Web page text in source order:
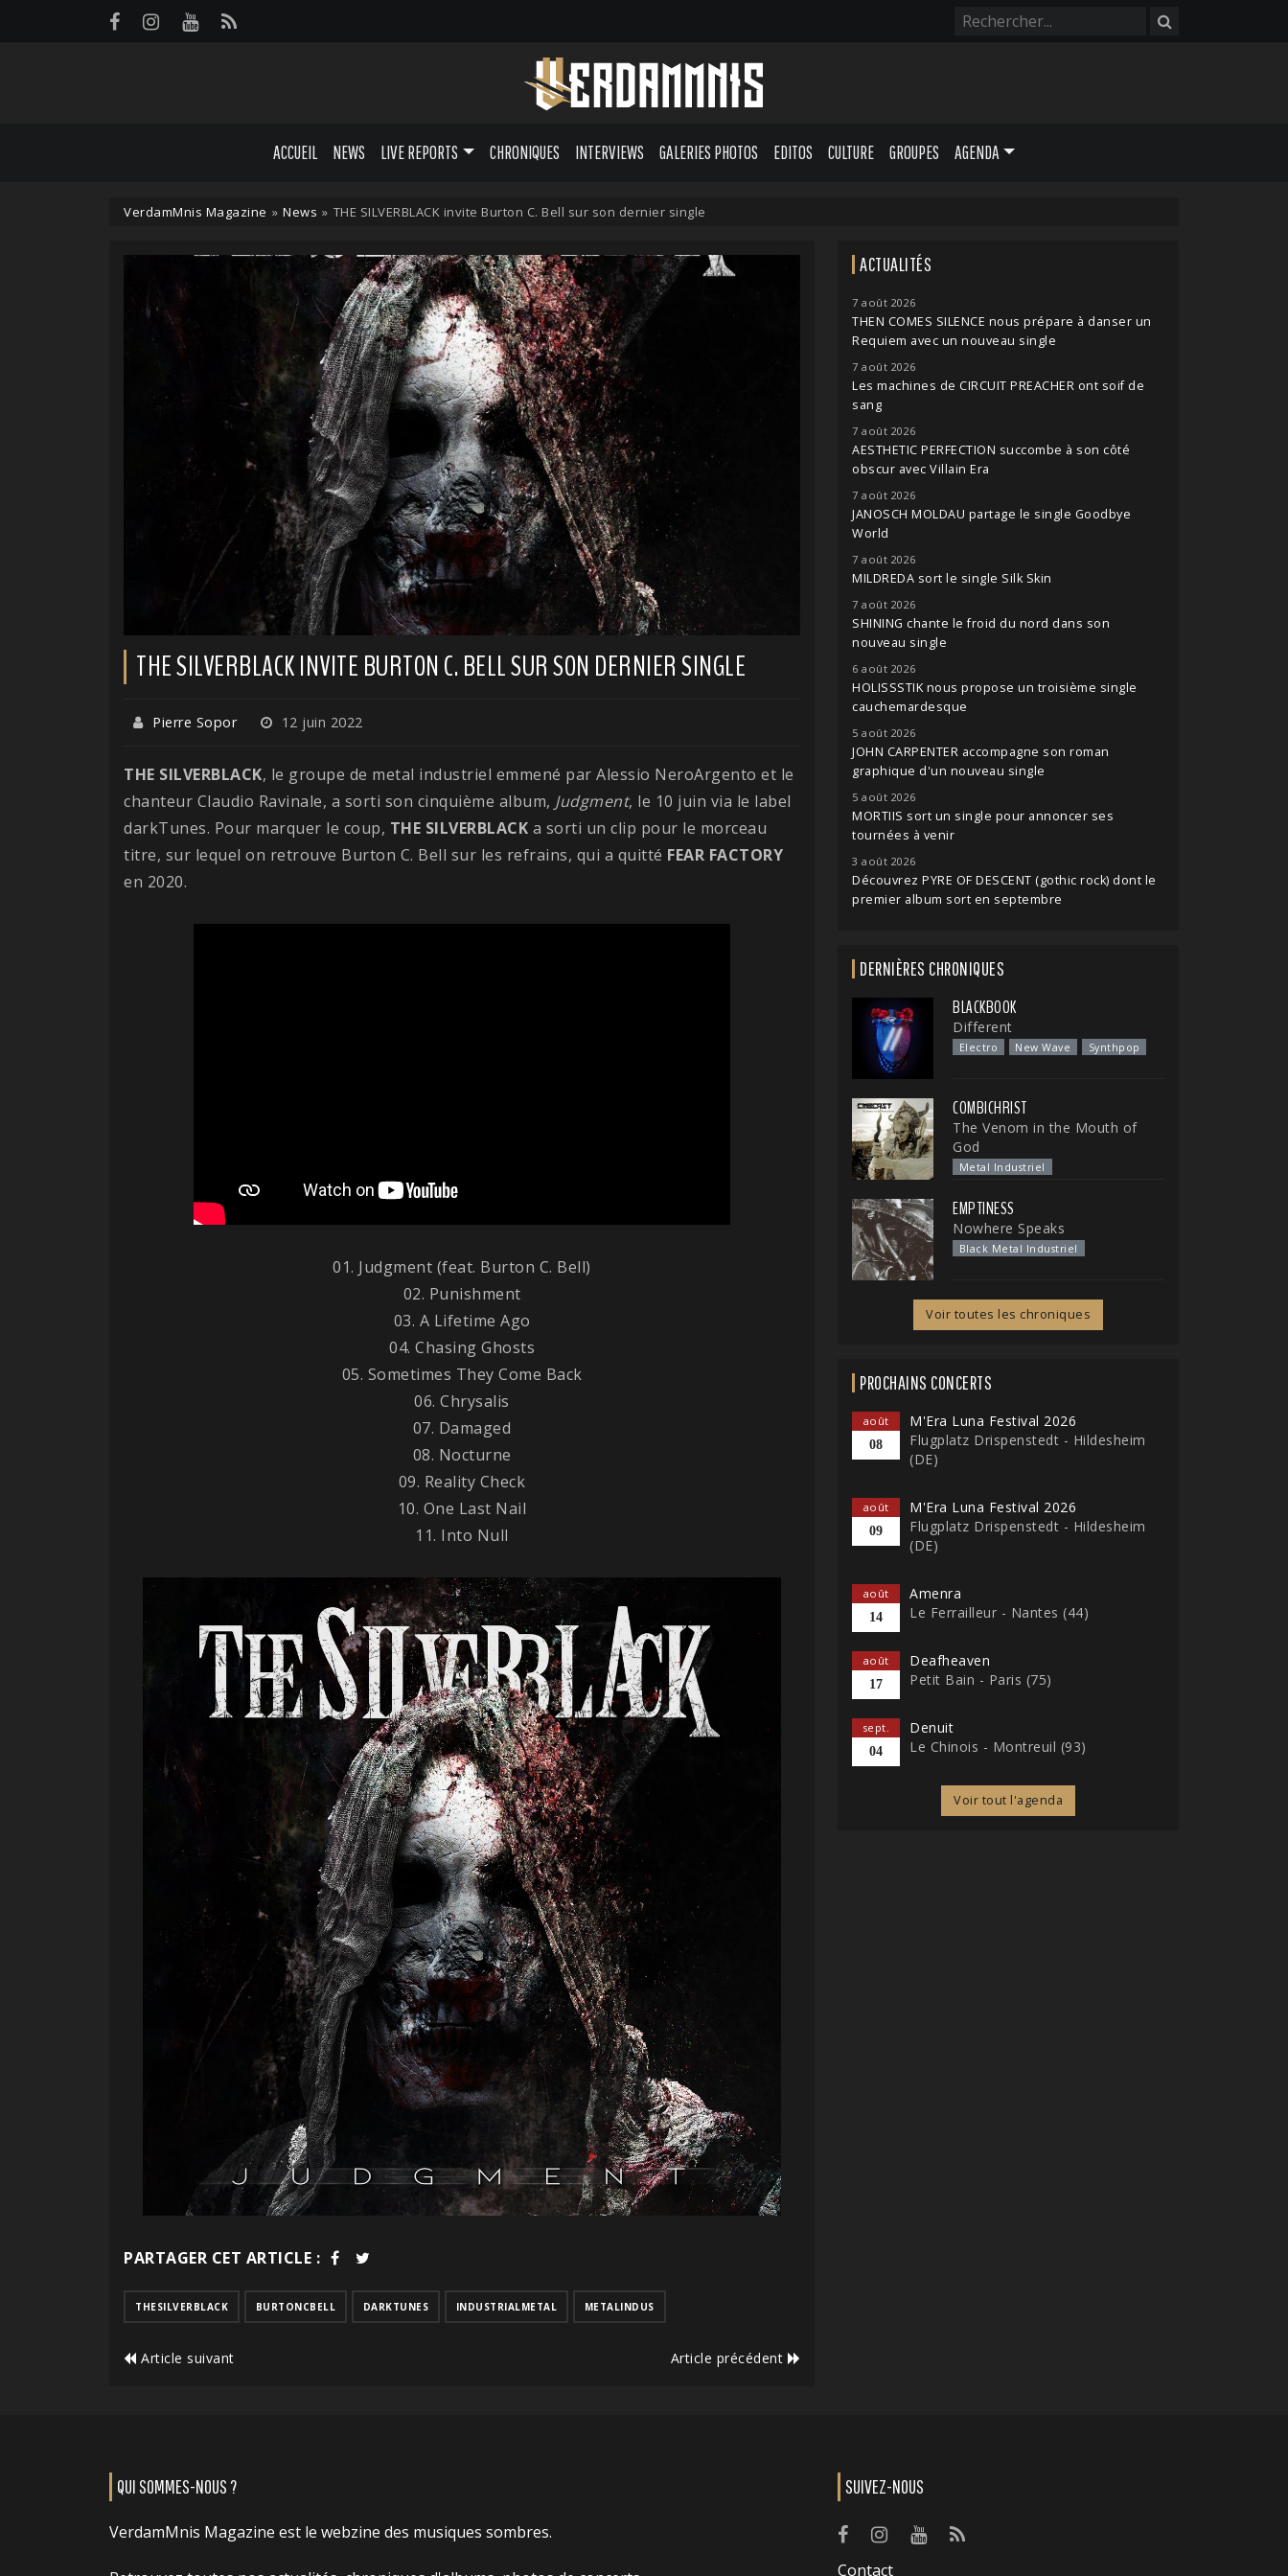
ACCUEIL NEWS LIVE REPORTS CHRONIQUES INTERVIEWS GALERIES PHOTOS EDITOS CULTURE GROUPES AGENDA
VerdamMnis Magazine » News » THE SILVERBLACK invite Burton C. Bell sur son dernier single
THE SILVERBLACK INVITE BURTON C. BELL SUR SON DERNIER SINGLE
Pierre Sopor 12 juin 2022
THE SILVERBLACK, le groupe de metal industriel emmené par Alessio NeroArgento et le
chanteur Claudio Ravinale, a sorti son cinquième album, Judgment, le 10 juin via le label
darkTunes. Pour marquer le coup, THE SILVERBLACK a sorti un clip pour le morceau
titre, sur lequel on retrouve Burton C. Bell sur les refrains, qui a quitté FEAR FACTORY
en 2020.
01. Judgment (feat. Burton C. Bell)
02. Punishment
03. A Lifetime Ago
04. Chasing Ghosts
05. Sometimes They Come Back
06. Chrysalis
07. Damaged
08. Nocturne
09. Reality Check
10. One Last Nail
11. Into Null
PARTAGER CET ARTICLE :
THESILVERBLACK BURTONCBELL DARKTUNES INDUSTRIALMETAL METALINDUS
Article suivant Article précédent
ACTUALITÉS
7 août 2026
THEN COMES SILENCE nous prépare à danser un
Requiem avec un nouveau single
7 août 2026
Les machines de CIRCUIT PREACHER ont soif de
sang
7 août 2026
AESTHETIC PERFECTION succombe à son côté
obscur avec Villain Era
7 août 2026
JANOSCH MOLDAU partage le single Goodbye
World
7 août 2026
MILDREDA sort le single Silk Skin
7 août 2026
SHINING chante le froid du nord dans son
nouveau single
6 août 2026
HOLISSSTIK nous propose un troisième single
cauchemardesque
5 août 2026
JOHN CARPENTER accompagne son roman
graphique d'un nouveau single
5 août 2026
MORTIIS sort un single pour annoncer ses
tournées à venir
3 août 2026
Découvrez PYRE OF DESCENT (gothic rock) dont le
premier album sort en septembre
DERNIÈRES CHRONIQUES
BLACKBOOK
Different
Electro New Wave Synthpop
COMBICHRIST
The Venom in the Mouth of
God
Metal Industriel
EMPTINESS
Nowhere Speaks
Black Metal Industriel
Voir toutes les chroniques
PROCHAINS CONCERTS
août
08
M'Era Luna Festival 2026
Flugplatz Drispenstedt - Hildesheim
(DE)
août
09
M'Era Luna Festival 2026
Flugplatz Drispenstedt - Hildesheim
(DE)
août
14
Amenra
Le Ferrailleur - Nantes (44)
août
17
Deafheaven
Petit Bain - Paris (75)
sept.
04
Denuit
Le Chinois - Montreuil (93)
Voir tout l'agenda
QUI SOMMES-NOUS ?
VerdamMnis Magazine est le webzine des musiques sombres.
SUIVEZ-NOUS
Contact
Panneau de gestion des cookies